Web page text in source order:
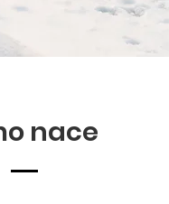
nace